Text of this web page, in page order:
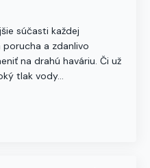
súčasti každej
a zdanlivo
na drahú haváriu. Či už
tlak vody…